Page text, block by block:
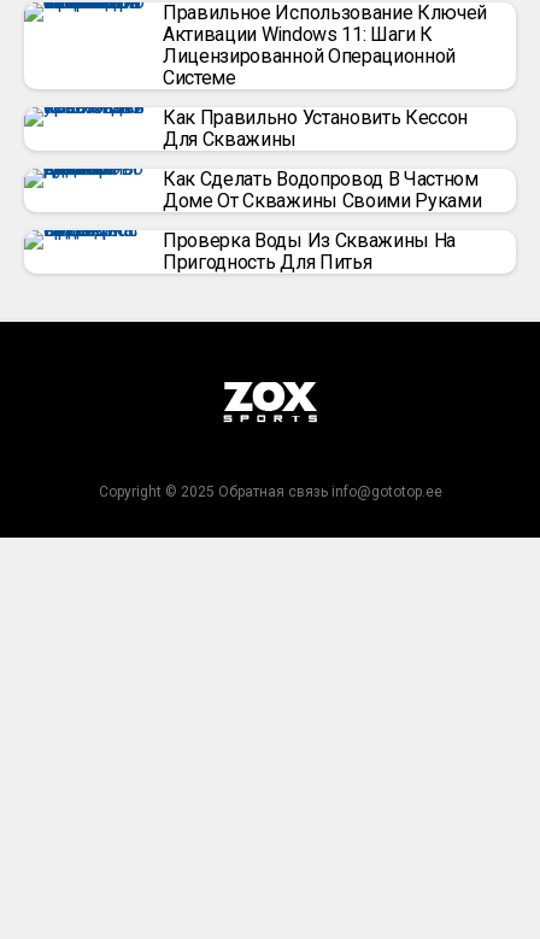
Правильное Использование Ключей
Активации Windows 11: Шаги К
Лицензированной Операционной
Системе
Как Правильно Установить Кессон
Для Скважины
Как Сделать Водопровод В Частном
Доме От Скважины Своими Руками
Проверка Воды Из Скважины На
Пригодность Для Питья
Copyright © 2025 Обратная связь info@gototop.ee